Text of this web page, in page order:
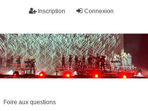
Connexion
Inscription
Foire aux questions